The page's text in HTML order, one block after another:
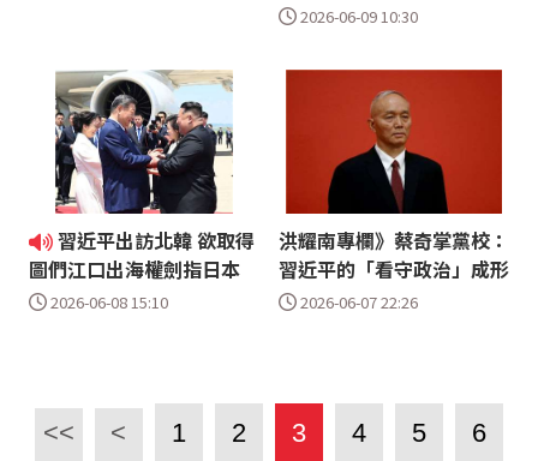
2026-06-09 10:30
習近平出訪北韓 欲取得
圖們江口出海權劍指日本
2026-06-08 15:10
洪耀南專欄》蔡奇掌黨校：
習近平的「看守政治」成形
2026-06-07 22:26
<< < 1 2 3 4 5 6